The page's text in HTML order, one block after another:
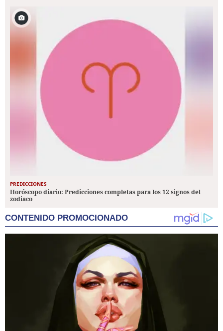
PREDICCIONES
Horóscopo diario: Predicciones completas para los 12 signos del
zodiaco
CONTENIDO PROMOCIONADO